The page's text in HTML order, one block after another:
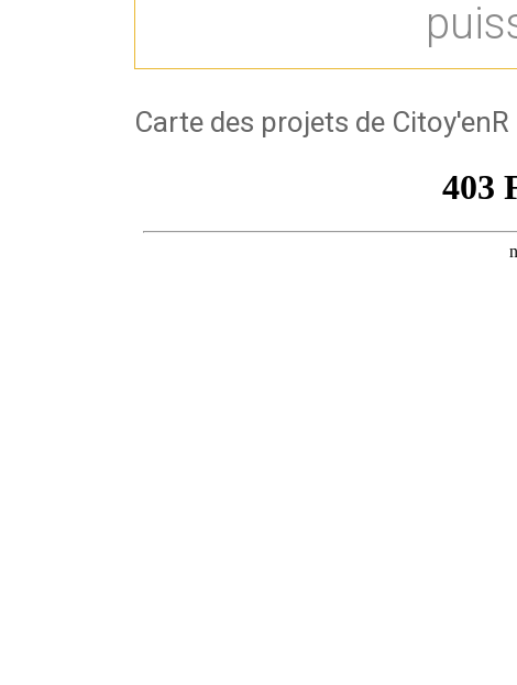
Carte des projets de Citoy'enR